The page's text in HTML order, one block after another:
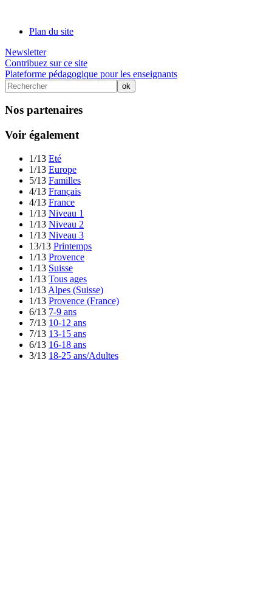
Plan du site
Newsletter
Contribuez sur ce site
Plateforme pédagogique pour les enseignants
Nos partenaires
Voir également
1/13 Eté
1/13 Europe
5/13 Familles
4/13 Français
4/13 France
1/13 Niveau 1
1/13 Niveau 2
1/13 Niveau 3
13/13 Printemps
1/13 Provence
1/13 Suisse
1/13 Tous ages
1/13 Alpes (Suisse)
1/13 Provence (France)
6/13 7-9 ans
7/13 10-12 ans
7/13 13-15 ans
6/13 16-18 ans
3/13 18-25 ans/Adultes